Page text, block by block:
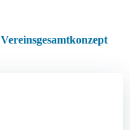
Vereinsgesamtkonzept